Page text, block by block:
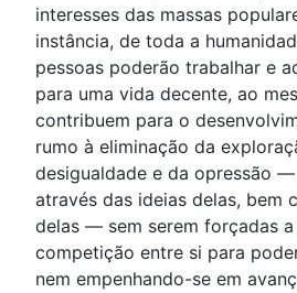
interesses das massas
instância, de toda a
pessoas poderão trabalhar e
para uma vida decente, ao
contribuem para o
rumo à eliminação da
desigualdade e da opressão
através das ideias delas, bem
delas — sem serem forçadas
competição entre si para
nem empenhando-se em